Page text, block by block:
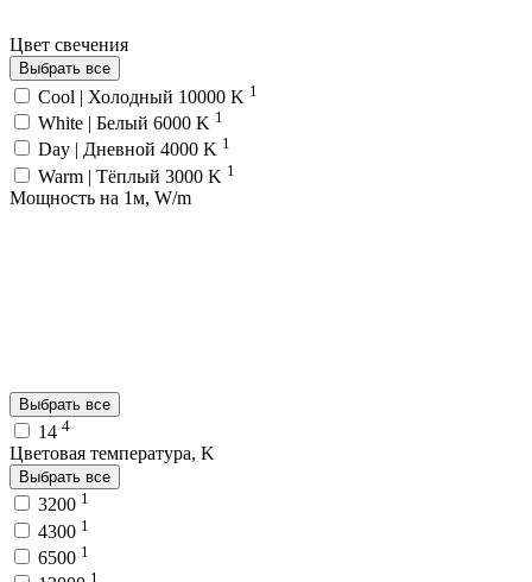
Цвет свечения
Выбрать все
Cool | Холодный 10000 K 1
White | Белый 6000 K 1
Day | Дневной 4000 K 1
Warm | Тёплый 3000 K 1
Мощность на 1м, W/m
Выбрать все
14 4
Цветовая температура, K
Выбрать все
3200 1
4300 1
6500 1
1